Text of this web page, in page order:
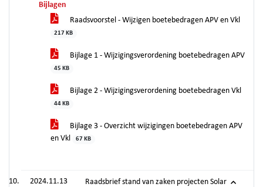
Bijlagen
Raadsvoorstel - Wijzigen boetebedragen APV en Vkl
217 KB
Bijlage 1 - Wijzigingsverordening boetebedragen APV
45 KB
Bijlage 2 - Wijzigingsverordening boetebedragen Vkl
44 KB
Bijlage 3 - Overzicht wijzigingen boetebedragen APV
en Vkl
67 KB
2024.11.13
Raadsbrief stand van zaken projecten Solar